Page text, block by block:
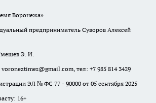
Воронежа»
предприниматель Суворов Алексей
Э. И.
тел: +7 985 814 3429
ЭЛ № ФС 77 - 90000 от 05 сентября 2025
16+